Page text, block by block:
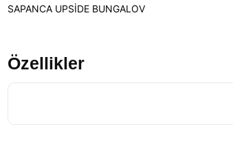
SAPANCA UPSİDE BUNGALOV
Özellikler